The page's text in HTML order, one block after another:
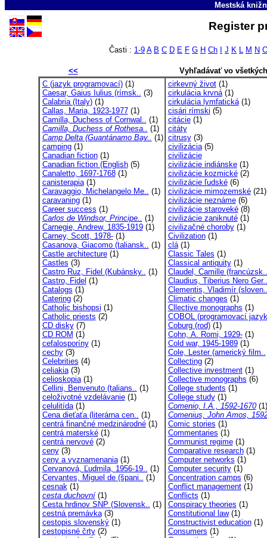
Mestská
Register
Časti : 1-9 A B C D E F G H Ch J K L M N
<<
Vyhľadávať vo
C (jazyk programovací)(1)
Caesar, Gaius Iulius (rímsk.. (3)
Calabria (Italy)(1)
Callas, Maria, 1923-1977(1)
Camilla, Duchess of Cornwal.. (1)
Camilla, Duchess of Rothesa.. (1)
Camp Delta (Guantánamo Bay.. (1)
camping(1)
Canadian fiction(1)
Canadian fiction (English(5)
Canaletto, 1697-1768(1)
canisterapia(1)
Caravaggio, Michelangelo Me.. (1)
caravaning(1)
Career success (1)
Carlos de Windsor, Principe.. (1)
Carnegie, Andrew, 1835-1919(1)
Carney, Scott, 1978-(1)
Casanova, Giacomo (taliansk.. (1)
Castle architecture(1)
Castles (3)
Castro Ruz, Fidel (Kubánsky.. (1)
Castro, Fidel (1)
Catalogs (1)
Catering(2)
Catholic bishopsi (1)
Catholic priests (2)
CD disky(7)
CD ROM (1)
cefalosporíny(1)
cechy(3)
Celebrities (4)
celiakia(3)
celioskopia(1)
Cellini, Benvenuto (talians.. (1)
celoživotné vzdelávanie(1)
celulitída(1)
Cena dieťaťa (literárna cen.. (1)
centrá finančné medzinárodné(1)
centrá materské(1)
centrá nervové(2)
ceny(3)
ceny a vyznamenania(1)
Cervanová, Ľudmila, 1956-19.. (1)
Cervantes, Miguel de (špani.. (1)
cesnak(1)
cesta duchovní(1)
Cesta hrdinov SNP (Slovensk.. (1)
cestná premávka(3)
cestopis slovenský(1)
cestopisné črty(2)
cirkevný život(1)
cirkulácia krvná(1)
cirkulácia lymfatická(1)
cisári rímski (5)
citácie(1)
citáty
citrusy(3)
civilizácia(5)
civilizácie
civilizácie indiánske(1)
civilizácie kozmické(2)
civilizácie ľudské(6)
civilizácie mimozemské(21)
civilizácie neznáme(6)
civilizácie staroveké(8)
civilizácie zaniknuté(1)
civilizačné choroby(1)
Civilization(1)
clá(1)
Classic Tales (1)
Classical antiquity(1)
Claudel, Camille (francúzsk..
Claudius, Tiberius Nero Ger..
Clementis, Vladimír
Climatic changes (1)
Cllective monographs (1)
COBOL (programovací
Coburg (rod)(1)
Cohn, A. Romi, 1929-(1)
Cold war, 1945-1989(1)
Cole, Lester (americký film..
Collecting(2)
Collective investment(1)
Collective monographs (6)
College students (1)
College study(1)
Comenio, I.A., 1592-1670(1)
Comenius, John Amos,
Comic stories (1)
Commentaries (1)
Communist regime(1)
Comparative research(1)
Computer networks (1)
Computer security(1)
Concentration camps (6)
Conflict management(1)
Conflicts (1)
Conspiracy theories (1)
Constitutional law(1)
Constructivist education(1)
Consumers (1)